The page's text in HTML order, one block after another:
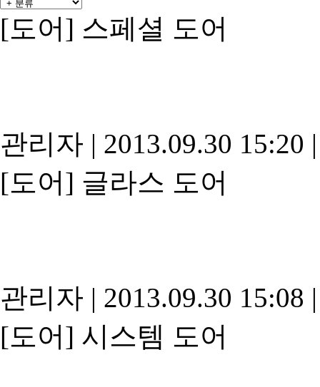
[도어] 스페셜 도어
관리자 | 2013.09.30 15:20 |
[도어] 글라스 도어
관리자 | 2013.09.30 15:08 |
[도어] 시스템 도어